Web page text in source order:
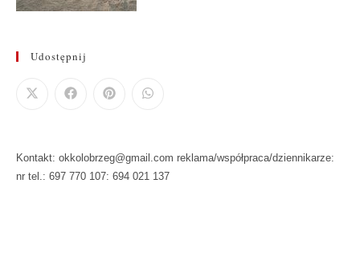
Udostępnij
Kontakt: okkolobrzeg@gmail.com reklama/współpraca/dziennikarze:
nr tel.: 697 770 107: 694 021 137